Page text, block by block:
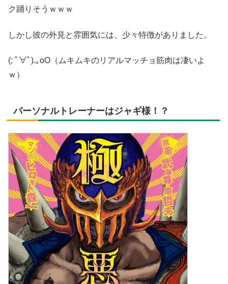
ク踊りそうｗｗｗ
しかし彼の外見と雰囲気には、少々特徴がありました。
(; ﾟ∀ﾟ).｡oO（ムキムキのリアルマッチョ筋肉は凄いよ
ｗ）
パーソナルトレーナーはジャギ様！？